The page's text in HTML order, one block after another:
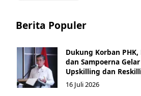
Berita Populer
Dukung Korban
dan Sampoerna
Upskilling dan
16 Juli 2026